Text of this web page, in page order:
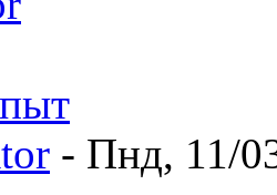
- Пнд, 11/